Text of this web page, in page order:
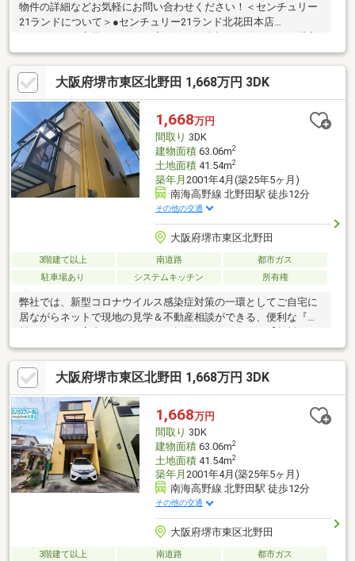
物件の詳細などお気軽にお問い合わせください！＜センチュリー
21ランドについて＞●センチュリー21ランド北花田本店
に最後まで伴走いたします！●リフォームのご相談も承っており
ます。●購入・売却・ローンのご相談・・・なんでもお気軽にご
相談くださいませ！〇大阪メトロ御堂筋線「北花田」駅より徒歩
約10分！○JR阪和線「浅香」駅より徒歩約8分！〇営業時間：10：
00～20：00（火曜日・水曜日定休日※祝日は営業）事前にご連絡
いただけますと、スムーズにご案内が可能です。ご連絡お待ちし
ております！
大阪府堺市東区北野田 1,668万円 3DK
1,668万円
間取り 3DK
建物面積63.06m2
土地面積41.54m2
築年月 2001年4月(築25年5ヶ月)
南海高野線 北野田駅 徒歩12分
その他の交通
大阪府堺市東区北野田
3階建て以上 南道路
都市ガス
駐車場あり
システムキッチン 所有権
弊社では、新型コロナウイルス感染症対策の一環としてご自宅に
居ながらネットで現地の見学＆不動産相談ができる、便利な『無
料オンライン案内サービス』をご提供しております。【無料オン
ライン案内サービスとは！？】映像＋音声により、当社担当スタ
ッフとリアルタイムにご案内ができるサービスです。来店による
打ち合わせが不要なため、自宅からご都合の良い日時に相談する
ことが可能です。当社スタッフがビデオ通話にて、ご説明いたし
ます。お客様はご自宅のPCまたはスマートフォンの前にいるだけ
でOKです。現地案内の前に担当者をLINEに友達追加するだけで、
簡単に行うことができますのでお気軽にご相談ください♪♪
大阪府堺市東区北野田 1,668万円 3DK
1,668万円
間取り 3DK
建物面積63.06m2
土地面積41.54m2
築年月 2001年4月(築25年5ヶ月)
南海高野線 北野田駅 徒歩12分
その他の交通
大阪府堺市東区北野田
3階建て以上 南道路 都市ガス